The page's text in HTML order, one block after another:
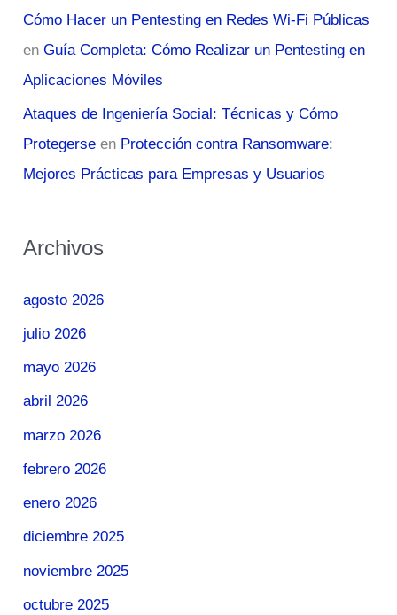
Cómo Hacer un Pentesting en Redes Wi-Fi Públicas
enGuía Completa: Cómo Realizar un Pentesting en
Aplicaciones Móviles
Ataques de Ingeniería Social: Técnicas y Cómo
Protegerse en Protección contra Ransomware:
Mejores Prácticas para Empresas y Usuarios
Archivos
agosto 2026
julio 2026
mayo 2026
abril 2026
marzo 2026
febrero 2026
enero 2026
diciembre 2025
noviembre 2025
octubre 2025